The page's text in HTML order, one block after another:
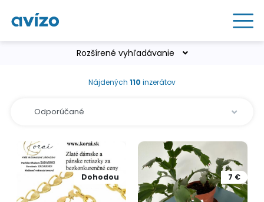
Rozšírené vyhľadávanie
Nájdených 110 inzerátov
Dohodou 7 €